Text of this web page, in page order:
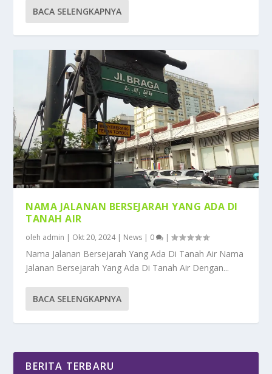
BACA SELENGKAPNYA
NAMA JALANAN BERSEJARAH YANG ADA DI
TANAH AIR
oleh admin | Okt 20, 2024| News | 0 |
Nama Jalanan Bersejarah Yang Ada Di Tanah Air Nama
Jalanan Bersejarah Yang Ada Di Tanah Air Dengan...
BACA SELENGKAPNYA
BERITA TERBARU